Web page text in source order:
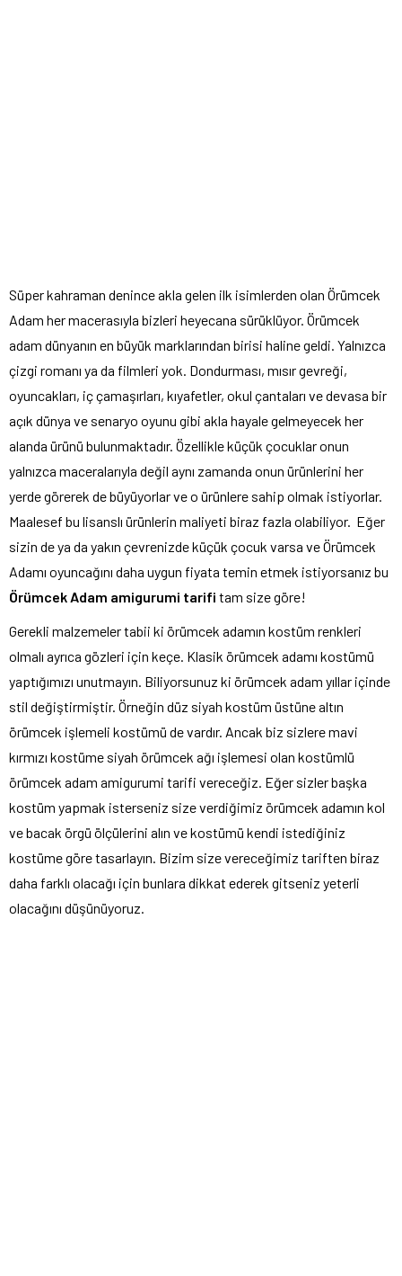
Süper kahraman denince akla gelen ilk isimlerden olan Örümcek
Adam her macerasıyla bizleri heyecana sürüklüyor. Örümcek
adam dünyanın en büyük marklarından birisi haline geldi. Yalnızca
çizgi romanı ya da filmleri yok. Dondurması, mısır gevreği,
oyuncakları, iç çamaşırları, kıyafetler, okul çantaları ve devasa bir
açık dünya ve senaryo oyunu gibi akla hayale gelmeyecek her
alanda ürünü bulunmaktadır. Özellikle küçük çocuklar onun
yalnızca maceralarıyla değil aynı zamanda onun ürünlerini her
yerde görerek de büyüyorlar ve o ürünlere sahip olmak istiyorlar.
Maalesef bu lisanslı ürünlerin maliyeti biraz fazla olabiliyor. Eğer
sizin de ya da yakın çevrenizde küçük çocuk varsa ve Örümcek
Adamı oyuncağını daha uygun fiyata temin etmek istiyorsanız bu
Örümcek Adam amigurumi tarifi tam size göre!
Gerekli malzemeler tabii ki örümcek adamın kostüm renkleri
olmalı ayrıca gözleri için keçe. Klasik örümcek adamı kostümü
yaptığımızı unutmayın. Biliyorsunuz ki örümcek adam yıllar içinde
stil değiştirmiştir. Örneğin düz siyah kostüm üstüne altın
örümcek işlemeli kostümü de vardır. Ancak biz sizlere mavi
kırmızı kostüme siyah örümcek ağı işlemesi olan kostümlü
örümcek adam amigurumi tarifi vereceğiz. Eğer sizler başka
kostüm yapmak isterseniz size verdiğimiz örümcek adamın kol
ve bacak örgü ölçülerini alın ve kostümü kendi istediğiniz
kostüme göre tasarlayın. Bizim size vereceğimiz tariften biraz
daha farklı olacağı için bunlara dikkat ederek gitseniz yeterli
olacağını düşünüyoruz.